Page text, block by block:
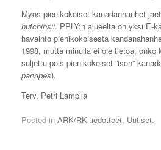
Myös pienikokoiset kanadanhanhet
hutchinsii. PPLY:n alueelta on yksi E-
havainto pienikokoisesta
1998, mutta minulla ei ole tietoa, onko
suljettu pois pienikokoiset ”ison”
parvipes).
Terv. Petri Lampila
Posted in ARK/RK-tiedotteet, Uutiset.